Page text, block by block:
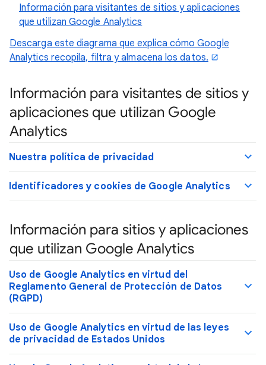
Información para visitantes de sitios y aplicaciones
que utilizan Google Analytics
Descarga este diagrama que explica cómo Google
Analytics recopila, filtra y almacena los datos.
Información para visitantes de sitios y
aplicaciones que utilizan Google
Analytics
Nuestra política de privacidad
Identificadores y cookies de Google Analytics
Información para sitios y aplicaciones
que utilizan Google Analytics
Uso de Google Analytics en virtud del
Reglamento General de Protección de Datos
(RGPD)
Uso de Google Analytics en virtud de las leyes
de privacidad de Estados Unidos